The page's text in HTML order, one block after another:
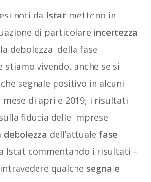
noti da Istat mettono in
di particolare incertezza
debolezza della fase
stiamo vivendo, anche se si
segnale positivo in alcuni
mese di aprile 2019, i risultati
fiducia delle imprese
debolezza dell’attuale fase
Istat commentando i risultati –
qualche segnale